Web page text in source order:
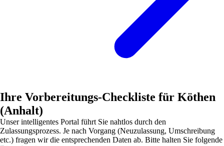
Ihre Vorbereitungs-Checkliste für Köthen
(Anhalt)
Unser intelligentes Portal führt Sie nahtlos durch den
Zulassungsprozess. Je nach Vorgang (Neuzulassung, Umschreibung
etc.) fragen wir die entsprechenden Daten ab. Bitte halten Sie folgende